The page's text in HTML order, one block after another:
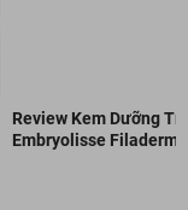
Review Kem Dưỡng
Embryolisse Filaderme